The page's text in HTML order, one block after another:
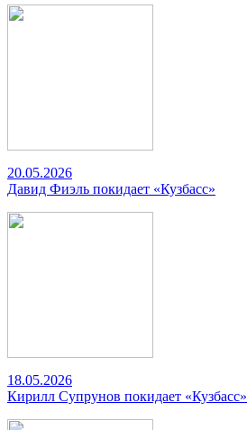
20.05.2026
Давид Фиэль покидает «Кузбасс»
18.05.2026
Кирилл Супрунов покидает «Кузбасс»